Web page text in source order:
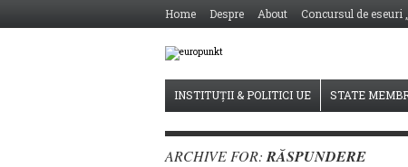
Home Despre About Concursul de eseuri
INSTITUȚII & POLITICI UE STATE
ARCHIVE FOR: RĂSPUNDERE